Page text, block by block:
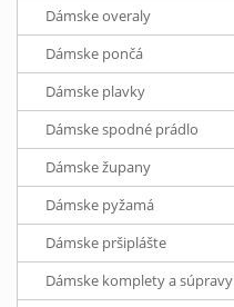
Dámske overaly
Dámske pončá
Dámske plavky
Dámske spodné prádlo
Dámske župany
Dámske pyžamá
Dámske pršiplášte
Dámske komplety a súpravy